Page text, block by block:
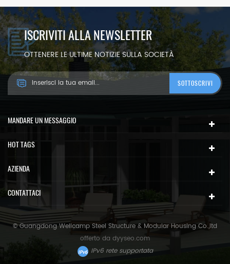
ISCRIVITI ALLA NEWSLETTER
OTTENERE LE ULTIME NOTIZIE SULLA SOCIETÀ
MANDARE UN MESSAGGIO
HOT TAGS
AZIENDA
CONTATTACI
© Guangdong Wellcamp Steel Structure & Modular Housing Co.,ltd
offerto da dyyseo.com
IPv6 rete supportata